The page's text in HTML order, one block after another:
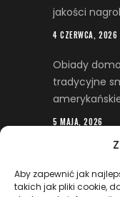
Aby zapewnić jak
takich jak pliki cookie,
jakości
4 CZERWCA, 2026
Obiady
tradycyjne
5 MAJA, 2026
sytuacja
prawnego